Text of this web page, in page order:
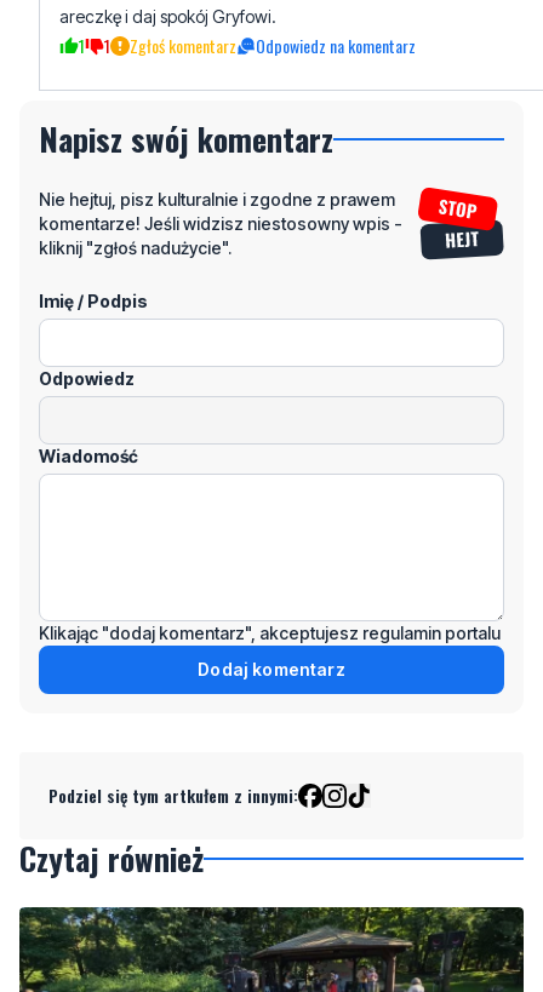
areczkę i daj spokój Gryfowi.
1 1 Zgłoś komentarz Odpowiedz na komentarz
Napisz swój komentarz
Nie hejtuj, pisz kulturalnie i zgodne z prawem
komentarze! Jeśli widzisz niestosowny wpis -
kliknij "zgłoś nadużycie".
Imię / Podpis
Odpowiedz
Wiadomość
Klikając "dodaj komentarz", akceptujesz regulamin portalu
Dodaj komentarz
Podziel się tym artkułem z innymi:
Czytaj również